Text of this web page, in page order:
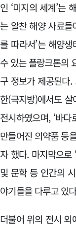
인 ‘미지의 세계’는
는 알찬 해양 사료들
를 따라서’는 해양
수 있는 플랑크톤의
구 정보가 제공된다.
한(극지방)에서도
전시하였으며, ‘바
만들어진 의약품 등
자 했다. 마지막으로
및 문학 등 인간의
야기들을 다루고 있
더불어 위의 전시 외